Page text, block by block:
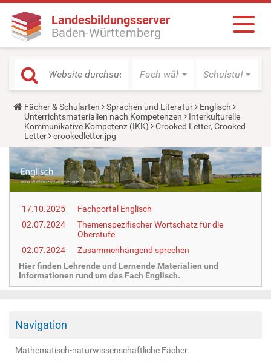
Landesbildungsserver
Baden-Württemberg
Fach wählen Schulstufe
Y
o
u
a
r
h
e
r
e
Fächer & Schularten Sprachen und Literatur
Englisch
Unterrichtsmaterialien nach Kompetenzen
Interkulturelle
Kommunikative Kompetenz (IKK)
Crooked Letter, Crooked
Letter
crookedletter.jpg
17.10.2025
Fachportal Englisch
02.07.2024
Themenspezifischer Wortschatz für die
Oberstufe
02.07.2024
Zusammenhängend sprechen
Hier finden Lehrende und Lernende Materialien und
Informationen rund um das Fach Englisch.
Navigation
Mathematisch-naturwissenschaftliche Fächer